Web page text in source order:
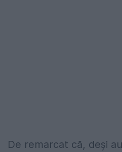
De remarcat că, deși